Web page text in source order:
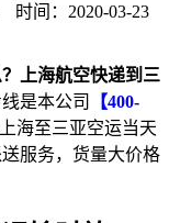
时间：2020-03-23
上海航空快递到三
是本公司
【400-
海至三亚空运当天
服务，货量大价格